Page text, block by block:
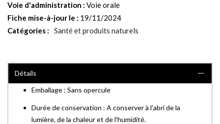
Voie d'administration : Voie orale
Fiche mise-à-jour le : 19/11/2024
Catégories :
Santé et produits naturels
Détails
Emballage : Sans opercule
Durée de conservation : A conserver à l'abri de la
lumière, de la chaleur et de l'humidité.